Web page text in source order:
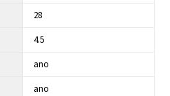
28
4.5
ano
ano